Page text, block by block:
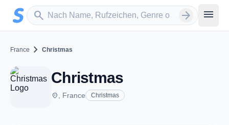
Zum Hauptinhalt springen
search
Sender suchen arrow_forward menu
France chevron_right Christmas
Christmas
place , France Christmas